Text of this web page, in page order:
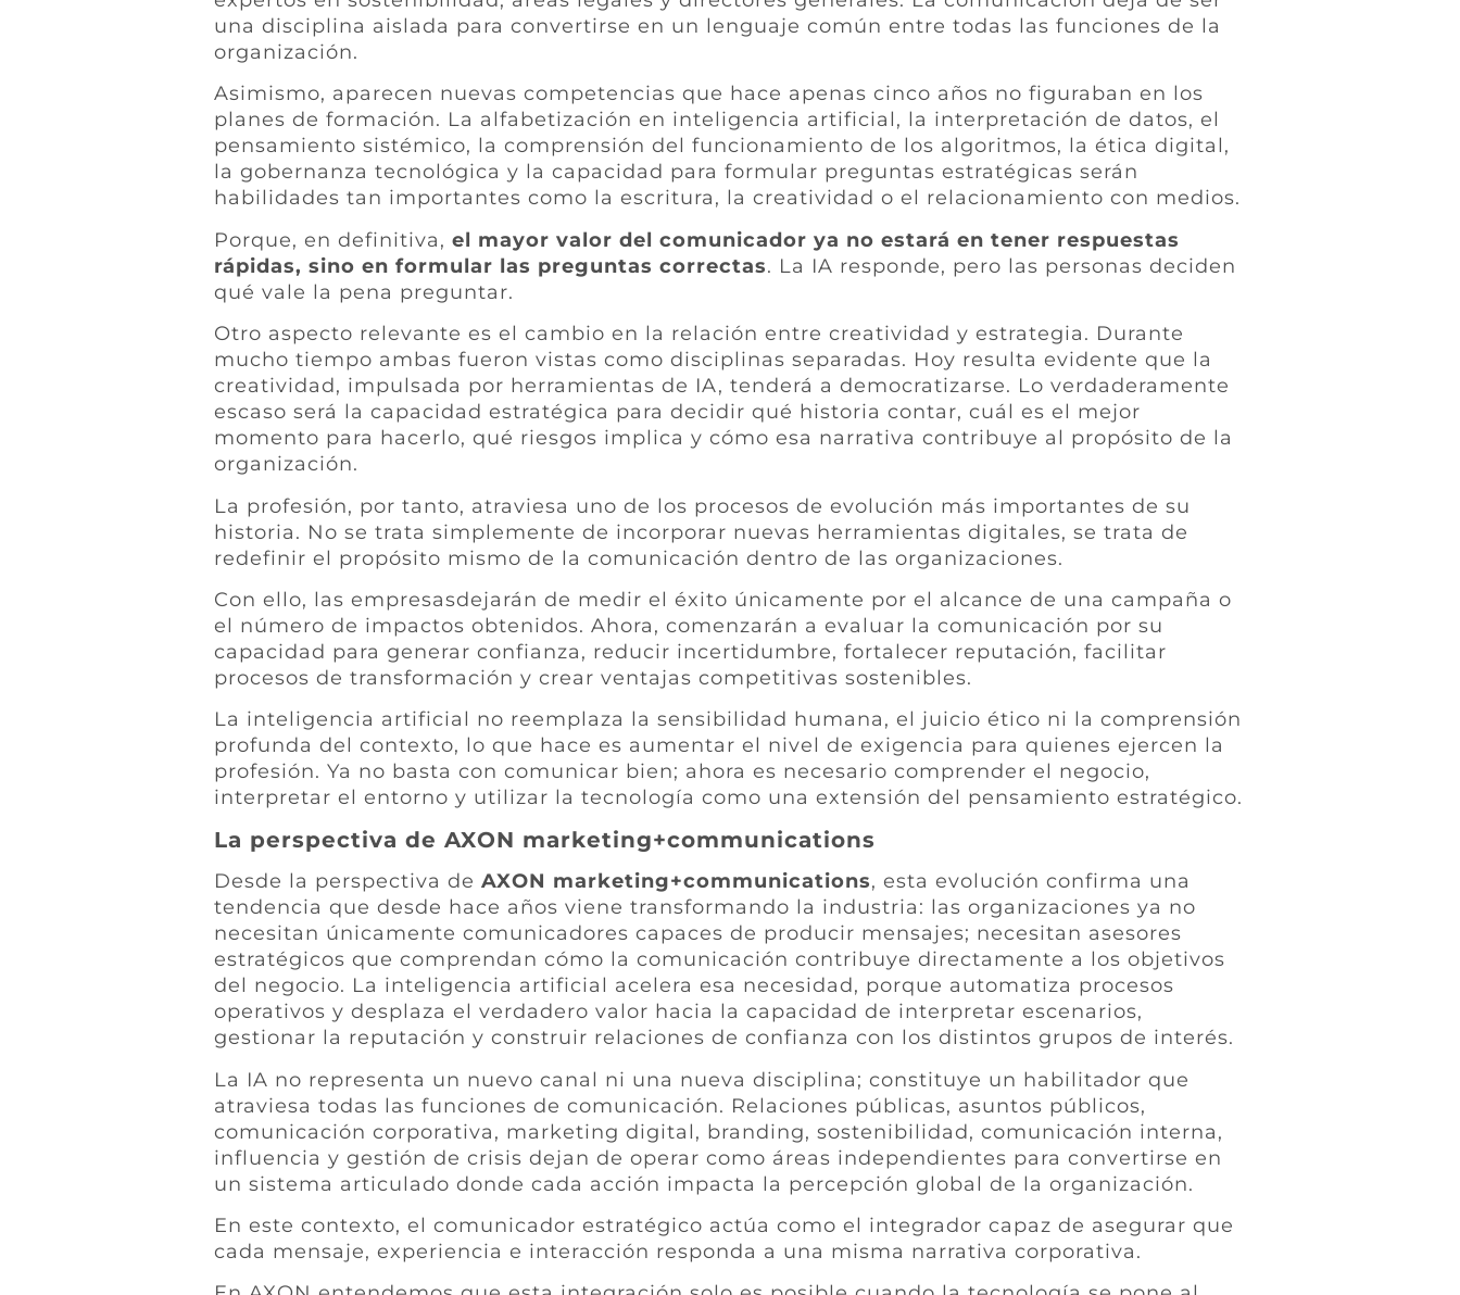
una disciplina aislada para convertirse en un lenguaje común entre todas las funciones de la
organización.
Asimismo, aparecen nuevas competencias que hace apenas cinco años no figuraban en los
planes de formación. La alfabetización en inteligencia artificial, la interpretación de datos, el
pensamiento sistémico, la comprensión del funcionamiento de los algoritmos, la ética digital,
la gobernanza tecnológica y la capacidad para formular preguntas estratégicas serán
habilidades tan importantes como la escritura, la creatividad o el relacionamiento con medios.
Porque, en definitiva, el mayor valor del comunicador ya no estará en tener respuestas
rápidas, sino en formular las preguntas correctas. La IA responde, pero las personas deciden
qué vale la pena preguntar.
Otro aspecto relevante es el cambio en la relación entre creatividad y estrategia. Durante
mucho tiempo ambas fueron vistas como disciplinas separadas. Hoy resulta evidente que la
creatividad, impulsada por herramientas de IA, tenderá a democratizarse. Lo verdaderamente
escaso será la capacidad estratégica para decidir qué historia contar, cuál es el mejor
momento para hacerlo, qué riesgos implica y cómo esa narrativa contribuye al propósito de la
organización.
La profesión, por tanto, atraviesa uno de los procesos de evolución más importantes de su
historia. No se trata simplemente de incorporar nuevas herramientas digitales, se trata de
redefinir el propósito mismo de la comunicación dentro de las organizaciones.
Con ello, las empresasdejarán de medir el éxito únicamente por el alcance de una campaña o
el número de impactos obtenidos. Ahora, comenzarán a evaluar la comunicación por su
capacidad para generar confianza, reducir incertidumbre, fortalecer reputación, facilitar
procesos de transformación y crear ventajas competitivas sostenibles.
La inteligencia artificial no reemplaza la sensibilidad humana, el juicio ético ni la comprensión
profunda del contexto, lo que hace es aumentar el nivel de exigencia para quienes ejercen la
profesión. Ya no basta con comunicar bien; ahora es necesario comprender el negocio,
interpretar el entorno y utilizar la tecnología como una extensión del pensamiento estratégico.
La perspectiva de AXON marketing+communications
Desde la perspectiva de AXON marketing+communications, esta evolución confirma una
tendencia que desde hace años viene transformando la industria: las organizaciones ya no
necesitan únicamente comunicadores capaces de producir mensajes; necesitan asesores
estratégicos que comprendan cómo la comunicación contribuye directamente a los objetivos
del negocio. La inteligencia artificial acelera esa necesidad, porque automatiza procesos
operativos y desplaza el verdadero valor hacia la capacidad de interpretar escenarios,
gestionar la reputación y construir relaciones de confianza con los distintos grupos de interés.
La IA no representa un nuevo canal ni una nueva disciplina; constituye un habilitador que
atraviesa todas las funciones de comunicación. Relaciones públicas, asuntos públicos,
comunicación corporativa, marketing digital, branding, sostenibilidad, comunicación interna,
influencia y gestión de crisis dejan de operar como áreas independientes para convertirse en
un sistema articulado donde cada acción impacta la percepción global de la organización.
En este contexto, el comunicador estratégico actúa como el integrador capaz de asegurar que
cada mensaje, experiencia e interacción responda a una misma narrativa corporativa.